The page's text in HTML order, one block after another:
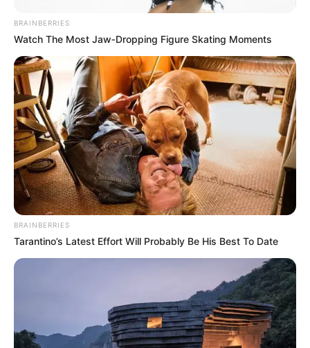
BRAINBERRIES
Watch The Most Jaw‑Dropping Figure Skating Moments
BRAINBERRIES
Tarantino’s Latest Effort Will Probably Be His Best To Date